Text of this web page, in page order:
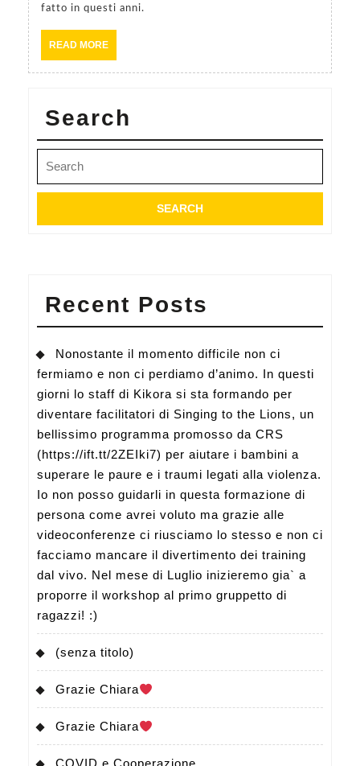
https://
fatto in questi anni.
READ MOREREAD
MORE
Search
for:
Recent Posts
Nonostante il momento difficile non ci
fermiamo e non ci perdiamo d’animo. In questi
giorni lo staff di Kikora si sta formando per
diventare facilitatori di Singing to the Lions, un
bellissimo programma promosso da CRS
(https://ift.tt/2ZEIki7) per aiutare i bambini a
superare le paure e i traumi legati alla violenza.
Io non posso guidarli in questa formazione di
persona come avrei voluto ma grazie alle
videoconferenze ci riusciamo lo stesso e non ci
facciamo mancare il divertimento dei training
dal vivo. Nel mese di Luglio inizieremo gia` a
proporre il workshop al primo gruppetto di
ragazzi! :)
(senza titolo)
Grazie Chiara
Grazie Chiara